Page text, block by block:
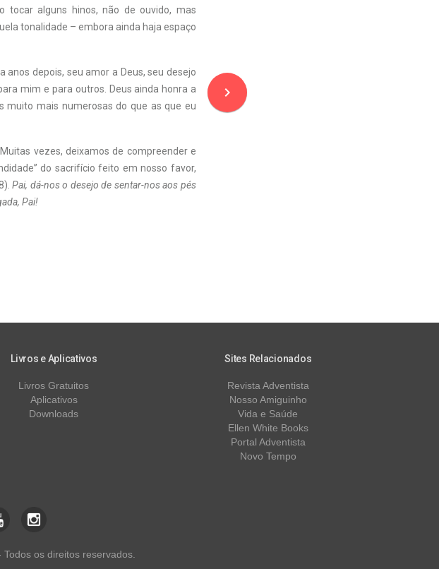
tocar alguns hinos, não de ouvido, mas
tonalidade – embora ainda haja espaço
depois, seu amor a Deus, seu desejo
mim e para outros. Deus ainda honra a
muito mais numerosas do que as que eu
vezes, deixamos de compreender e
do sacrifício feito em nosso favor,
Pai, dá-nos o desejo de sentar-nos aos pés
Pai!
navigate_next
Livros e Aplicativos
Livros Gratuitos
Aplicativos
Downloads
Sites Relacionados
Revista Adventista
Nosso Amiguinho
Vida e Saúde
Ellen White Books
Portal Adventista
Novo Tempo
os direitos reservados.